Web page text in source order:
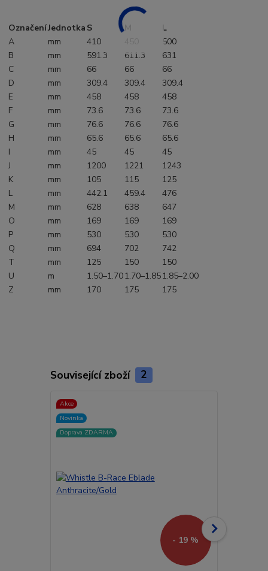
OznačeníJednotka S
L
A
mm 410
500
B
mm 591.3 611.3
631
C
mm 66 66
66
D
mm 309.4 309.4
309.4
E
mm 458 458
458
F
mm 73.6 73.6
73.6
G
mm 76.6 76.6
76.6
H
mm 65.6 65.6
65.6
I
mm 45 45
45
J
mm 1200 1221
1243
K
mm 105 115
125
L
mm 442.1 459.4
476
M
mm 628 638
647
O
mm 169 169
169
P
mm 530 530
530
Q
mm 694 702
742
T
mm 125 150
150
U
m 1.50–1.701.70–1.851.85–2.00
Z
mm 170 175 175
Související zboží 2
Akce
Novinka
Doprava ZDARMA
- 19 %